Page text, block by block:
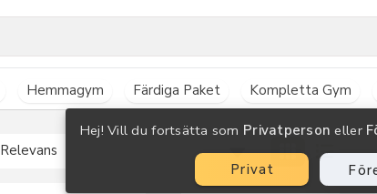
Hej! Vill du fortsätta som Privatperson eller
Privat
Hemmagym Färdiga Paket Kompletta Gym
Relevans